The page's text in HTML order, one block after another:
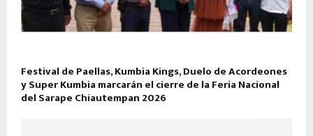
Festival de Paellas, Kumbia Kings, Duelo de Acordeones
y Super Kumbia marcarán el cierre de la Feria Nacional
del Sarape Chiautempan 2026